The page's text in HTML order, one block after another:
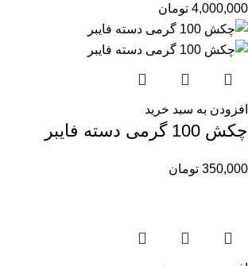
4,000,000 تومان
افزودن به سبد خرید
چکش 100 گرمی دسته فایبر
350,000 تومان